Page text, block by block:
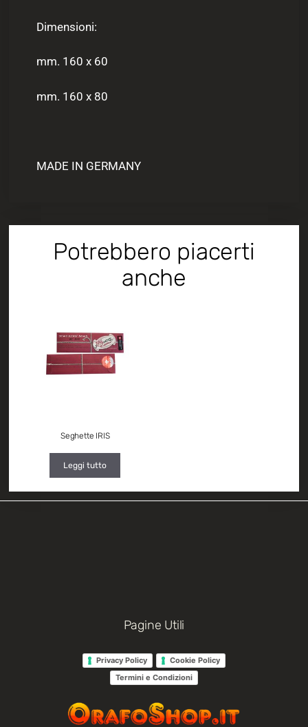
Dimensioni:
mm. 160 x 60
mm. 160 x 80
MADE IN GERMANY
Potrebbero piacerti
anche
Seghette IRIS
Leggi tutto
Pagine Utili
Privacy Policy
Cookie Policy
Termini e Condizioni